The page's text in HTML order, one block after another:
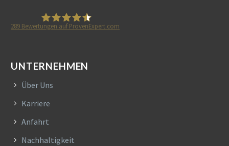
289 Bewertungen auf ProvenExpert.com
UNTERNEHMEN
Über Uns
Karriere
Anfahrt
Nachhaltigkeit